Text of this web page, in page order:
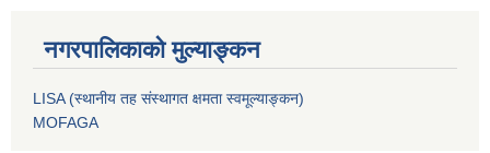
नगरपालिकाको मुल्याङ्कन
LISA (स्थानीय तह संस्थागत क्षमता स्वमूल्याङ्कन)
MOFAGA